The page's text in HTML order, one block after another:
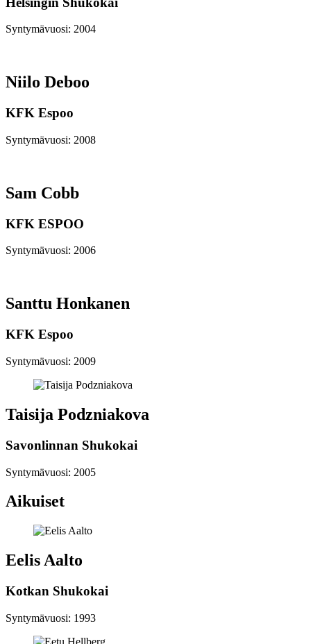
Syntymävuosi: 2004
Niilo Deboo
KFK Espoo
Syntymävuosi: 2008
Sam Cobb
KFK ESPOO
Syntymävuosi: 2006
Santtu Honkanen
KFK Espoo
Syntymävuosi: 2009
Taisija Podzniakova
Savonlinnan Shukokai
Syntymävuosi: 2005
Aikuiset
Eelis Aalto
Kotkan Shukokai
Syntymävuosi: 1993